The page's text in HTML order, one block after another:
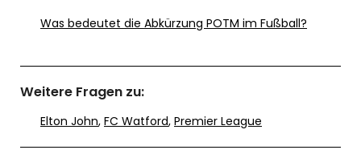
Was bedeutet die Abkürzung POTM im Fußball?
Weitere Fragen zu:
Elton John, FC Watford, Premier League